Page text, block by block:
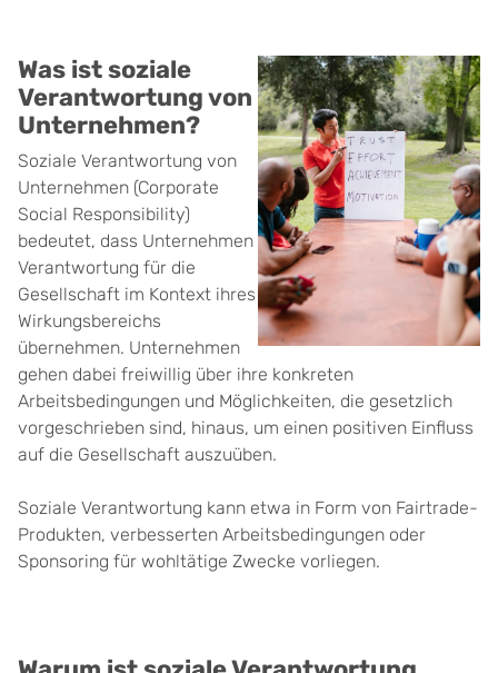
Was ist soziale
Verantwortung von
Unternehmen?
Soziale Verantwortung von
Unternehmen (Corporate
Social Responsibility)
bedeutet, dass Unternehmen
Verantwortung für die
Gesellschaft im Kontext ihres
Wirkungsbereichs
übernehmen. Unternehmen
gehen dabei freiwillig über ihre konkreten
Arbeitsbedingungen und Möglichkeiten, die gesetzlich
vorgeschrieben sind, hinaus, um einen positiven Einfluss
auf die Gesellschaft auszuüben.
Soziale Verantwortung kann etwa in Form von Fairtrade-
Produkten, verbesserten Arbeitsbedingungen oder
Sponsoring für wohltätige Zwecke vorliegen.